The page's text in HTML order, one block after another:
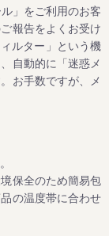
す。
す。
とご協力を賜
」をご利用のお客
報告をよくお受け
ルター」という機
自動的に「迷惑メ
お手数ですが、メ
保全のため簡易包
の温度帯に合わせ